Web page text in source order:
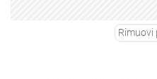
Rimuovi